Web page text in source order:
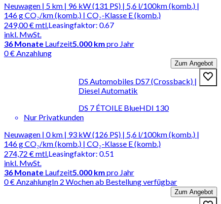
Neuwagen | 5 km | 96 kW (131 PS) | 5,6 l/100km (komb.) |
146 g CO₂/km (komb.) | CO₂-Klasse E (komb.)
249,00 €mtl.
inkl. MwSt.
Leasingfaktor: 0.67
36 Monate Laufzeit5.000 km pro Jahr
0 € Anzahlung
Zum Angebot
DS Automobiles DS7 (Crossback) |
Diesel Automatik
DS 7 ÉTOILE BlueHDI 130
Nur Privatkunden
Neuwagen | 0 km | 93 kW (126 PS) | 5,6 l/100km (komb.) |
146 g CO₂/km (komb.) | CO₂-Klasse E (komb.)
274,72 €mtl.
inkl. MwSt.
Leasingfaktor: 0.51
36 Monate Laufzeit5.000 km pro Jahr
0 € AnzahlungIn 2 Wochen ab Bestellung verfügbar
Zum Angebot